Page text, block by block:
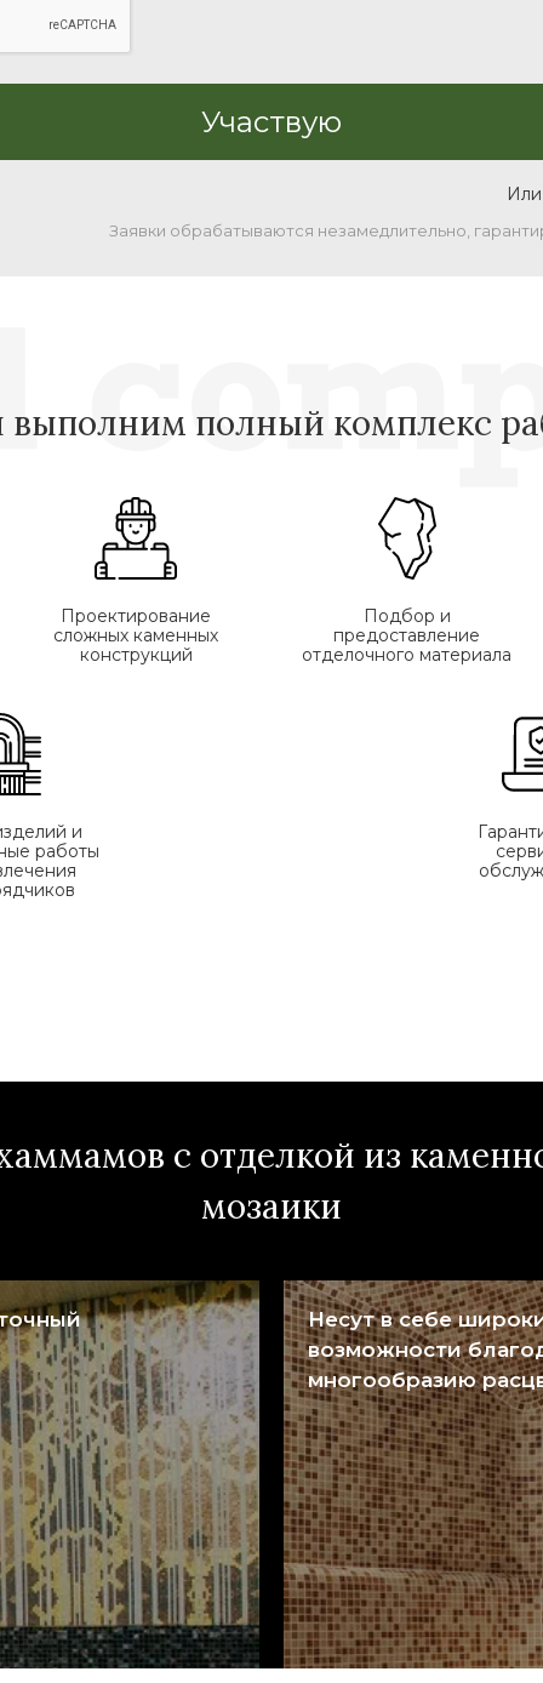
Заявки обрабатываются незамедлительно,
полный комплекс
Проектирование
сложных каменных
конструкций
Подбор и
предоставление
отделочного материала
и
работы
с отделкой из
мозаики
Несут в себе
возможности
многообразию